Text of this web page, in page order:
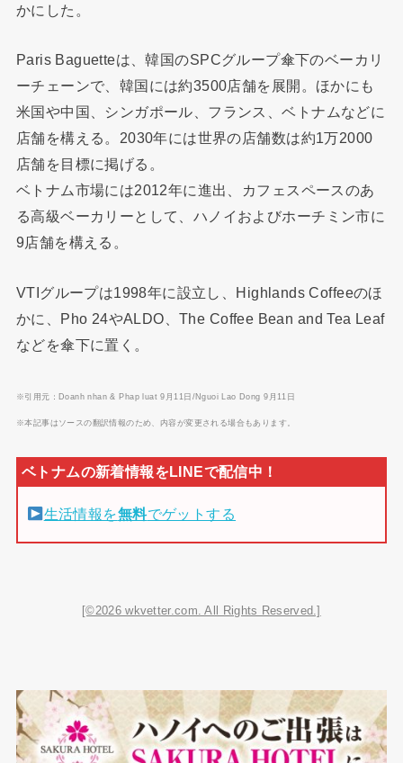
かにした。
Paris Baguetteは、韓国のSPCグループ傘下のベーカリ
ーチェーンで、韓国には約3500店舗を展開。ほかにも
米国や中国、シンガポール、フランス、ベトナムなどに
店舗を構える。2030年には世界の店舗数は約1万2000
店舗を目標に掲げる。
ベトナム市場には2012年に進出、カフェスペースのあ
る高級ベーカリーとして、ハノイおよびホーチミン市に
9店舗を構える。
VTIグループは1998年に設立し、Highlands Coffeeのほ
かに、Pho 24やALDO、The Coffee Bean and Tea Leaf
などを傘下に置く。
※引用元：Doanh nhan & Phap luat 9月11日/Nguoi Lao Dong 9月11日
※本記事はソースの翻訳情報のため、内容が変更される場合もあります。
生活情報を無料でゲットする
[©2026 wkvetter.com. All Rights Reserved.]